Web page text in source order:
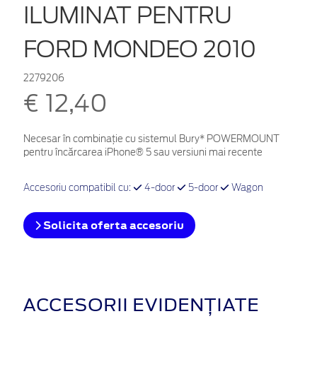
ILUMINAT PENTRU
FORD MONDEO 2010
2279206
€ 12,40
Necesar în combinație cu sistemul Bury* POWERMOUNT
pentru încărcarea iPhone® 5 sau versiuni mai recente
Accesoriu compatibil cu: 4-door 5-door Wagon
Solicita oferta accesoriu
ACCESORII EVIDENȚIATE